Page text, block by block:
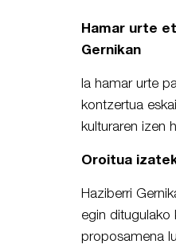
Hamar urte
Gernikan
Ia hamar urte
kontzertua
kulturaren izen
Oroitua
Haziberri
egin ditugulako
proposamena